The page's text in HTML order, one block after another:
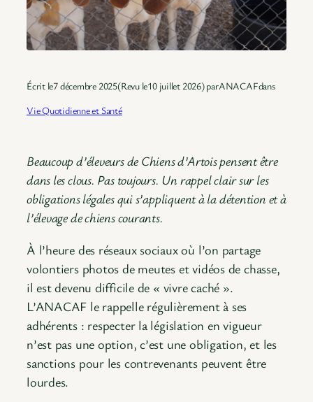
Écrit le7 décembre 2025(Revu le10 juillet 2026) parANACAFdans
Vie Quotidienne et Santé
Beaucoup d’éleveurs de Chiens d’Artois pensent être
dans les clous. Pas toujours. Un rappel clair sur les
obligations légales qui s’appliquent à la détention et à
l’élevage de chiens courants.
À l’heure des réseaux sociaux où l’on partage
volontiers photos de meutes et vidéos de chasse,
il est devenu difficile de « vivre caché ».
L’ANACAF le rappelle régulièrement à ses
adhérents : respecter la législation en vigueur
n’est pas une option, c’est une obligation, et les
sanctions pour les contrevenants peuvent être
lourdes.